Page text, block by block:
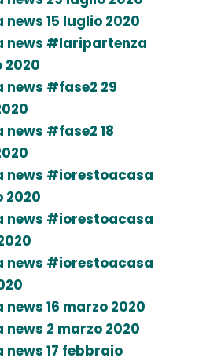
news 15 luglio 2020
news #laripartenza
2020
news #fase2 29
news #fase2 18
news #iorestoacasa
2020
news #iorestoacasa
news #iorestoacasa
news 16 marzo 2020
news 2 marzo 2020
news 17 febbraio